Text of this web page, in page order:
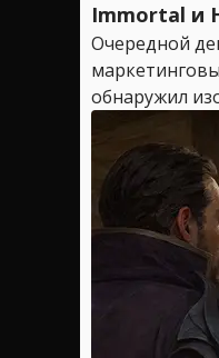
Immortal и
Очередной
обнаружил